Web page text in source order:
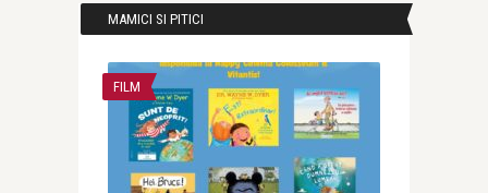
MAMICI SI PITICI
FILM